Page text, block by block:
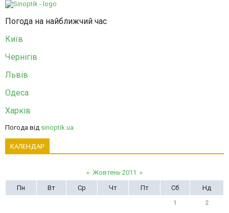
Погода на найближчий час
Київ
Чернігів
Львів
Одеса
Харків
Погода від sinoptik.ua
КАЛЕНДАР
« Жовтень 2011 »
Пн
Вт Ср Чт Пт Сб Нд
1 2